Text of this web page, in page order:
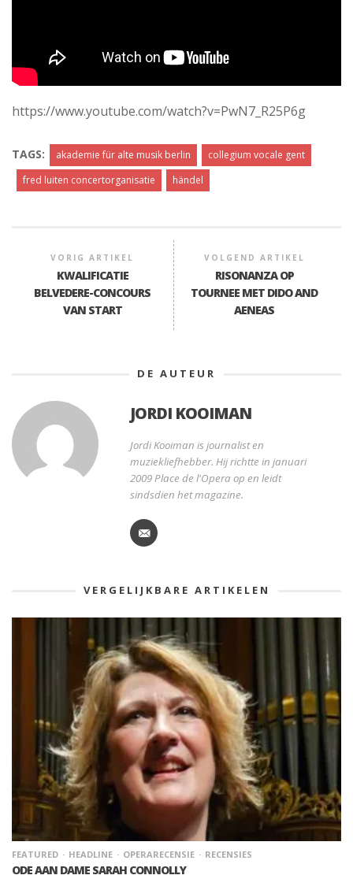
https://www.youtube.com/watch?v=PwN7_R25P6g
TAGS: akademie für alte musik berlin
collegium vocale gent
fred luiten concertorganisatie
händel
VORIG ARTIKEL
KWALIFICATIE
BELVEDERE-CONCOURS
VAN START
VOLGEND ARTIKEL
RISONANZA OP
TOURNEE MET DIDO AND
AENEAS
DE AUTEUR
JORDI KOOIMAN
Jordi Kooiman is journalist en
muziekliefhebber. Hij richtte in januari
2009 Place de l'Opera op en leidt
sindsdien het magazine.
VERGELIJKBARE ARTIKELEN
FEATURED HEADLINE OPERARECENSIE RECENSIES
ODE AAN DAME SARAH CONNOLLY